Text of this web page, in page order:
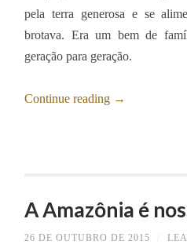
pela terra generosa e se
brotava. Era um bem de
geração para geração.
Continue reading →
A Amazônia é
26 DE OUTUBRO DE 2015